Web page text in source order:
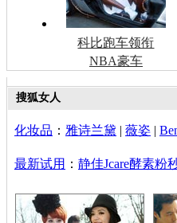
科比跑车领衔
NBA豪车
搜狐女人
化妆品 ： 雅诗兰黛 | 薇姿 |
最新试用 ： 静佳Jcare酵素粉